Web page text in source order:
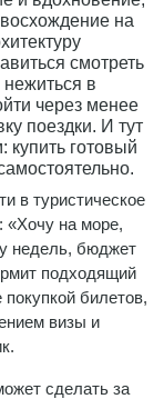
на
смотреть
в
через менее
поездки. И тут
купить готовый
в туристическое
«Хочу на море,
недель, бюджет
подходящий
билетов,
визы и
сделать за